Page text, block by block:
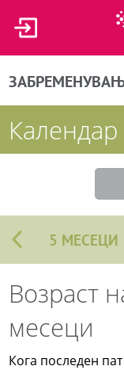
Календар
5 МЕСЕЦИ
Возраст
месеци
Кога последен